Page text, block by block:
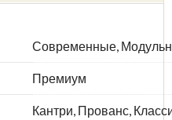
Современные,
Премиум
Кантри, Прованс,